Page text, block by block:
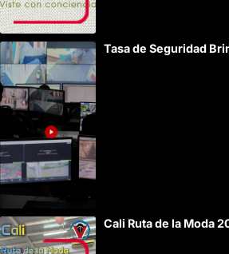
Tasa de Seguridad
Cali Ruta de la Moda